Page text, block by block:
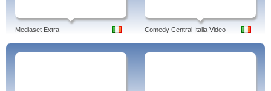
Mediaset Extra Comedy Central Italia Video